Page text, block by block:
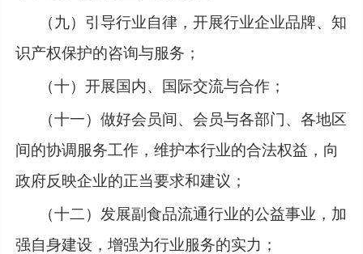
（九）引导行业自律，开展行业企业品牌、知
识产权保护的咨询与服务；
（十）开展国内、国际交流与合作；
（十一）做好会员间、会员与各部门、各地区
间的协调服务工作，维护本行业的合法权益，向
政府反映企业的正当要求和建议；
（十二）发展副食品流通行业的公益事业，加
强自身建设，增强为行业服务的实力；